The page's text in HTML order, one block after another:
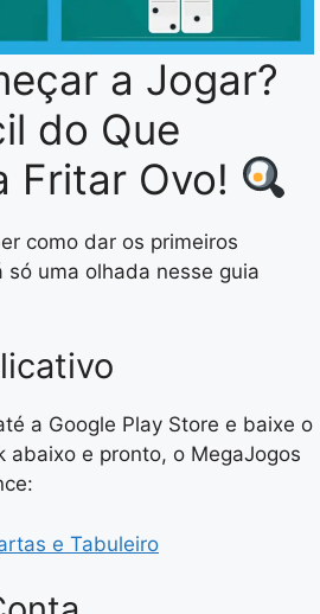
a Jogar?
do Que
Fritar Ovo!
como dar os primeiros
só uma olhada nesse guia
a Google Play Store e baixe o
abaixo e pronto, o MegaJogos
e Tabuleiro